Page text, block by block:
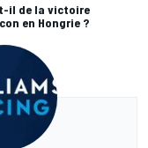
il de la victoire
en Hongrie ?